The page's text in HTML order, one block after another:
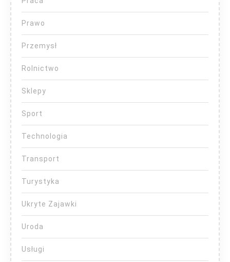
Prawo
Przemysł
Rolnictwo
Sklepy
Sport
Technologia
Transport
Turystyka
Ukryte Zajawki
Uroda
Usługi